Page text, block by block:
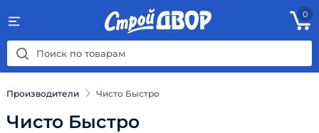
0
Производители Чисто Быстро
Чисто Быстро